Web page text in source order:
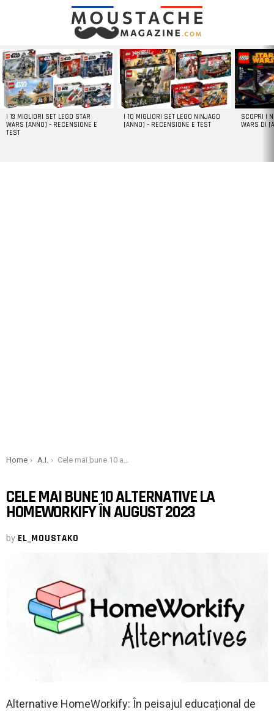
LATEST
STORIES
I 13 MIGLIORI SET LEGO STAR
WARS [ANNO] – RECENSIONE E
TEST
I 10 MIGLIORI SET LEGO NINJAGO
[ANNO] – RECENSIONE E TEST
SCOPRI I
WARS DI
You are here:
Home A.I. Cele mai bune 10 alternative la HomeWorkify în august 2023
CELE MAI BUNE 10 ALTERNATIVE LA
HOMEWORKIFY ÎN AUGUST 2023
by EL_MOUSTAKO
Alternative HomeWorkify: În peisajul educațional de